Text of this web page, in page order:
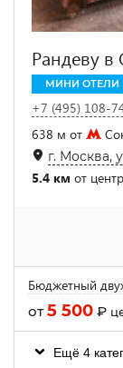
Рандеву в
МИНИ ОТЕЛИ
+7 (495) 108-
638 м от
г. Москва,
5.4 км от
Бюджетный
от5 500 ₽
Ещё 4